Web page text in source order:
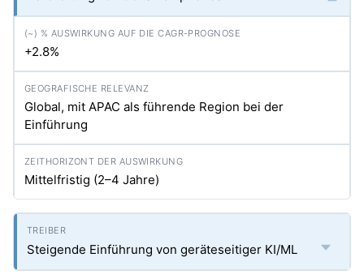
+2.8%
Global, mit APAC als führende Region bei der
Einführung
Mittelfristig (2–4 Jahre)
Steigende Einführung von geräteseitiger KI/ML